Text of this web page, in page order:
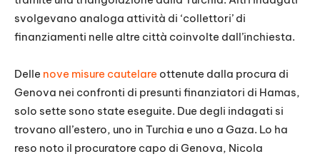
svolgevano analoga attività di ‘collettori’ di
finanziamenti nelle altre città coinvolte dall’inchiesta.
Delle nove misure cautelare ottenute dalla procura di
Genova nei confronti di presunti finanziatori di Hamas,
solo sette sono state eseguite. Due degli indagati si
trovano all’estero, uno in Turchia e uno a Gaza. Lo ha
reso noto il procuratore capo di Genova, Nicola